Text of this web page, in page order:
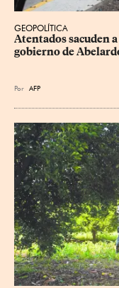
GEOPOLÍTICA
Atentados sacuden
gobierno de
Por AFP